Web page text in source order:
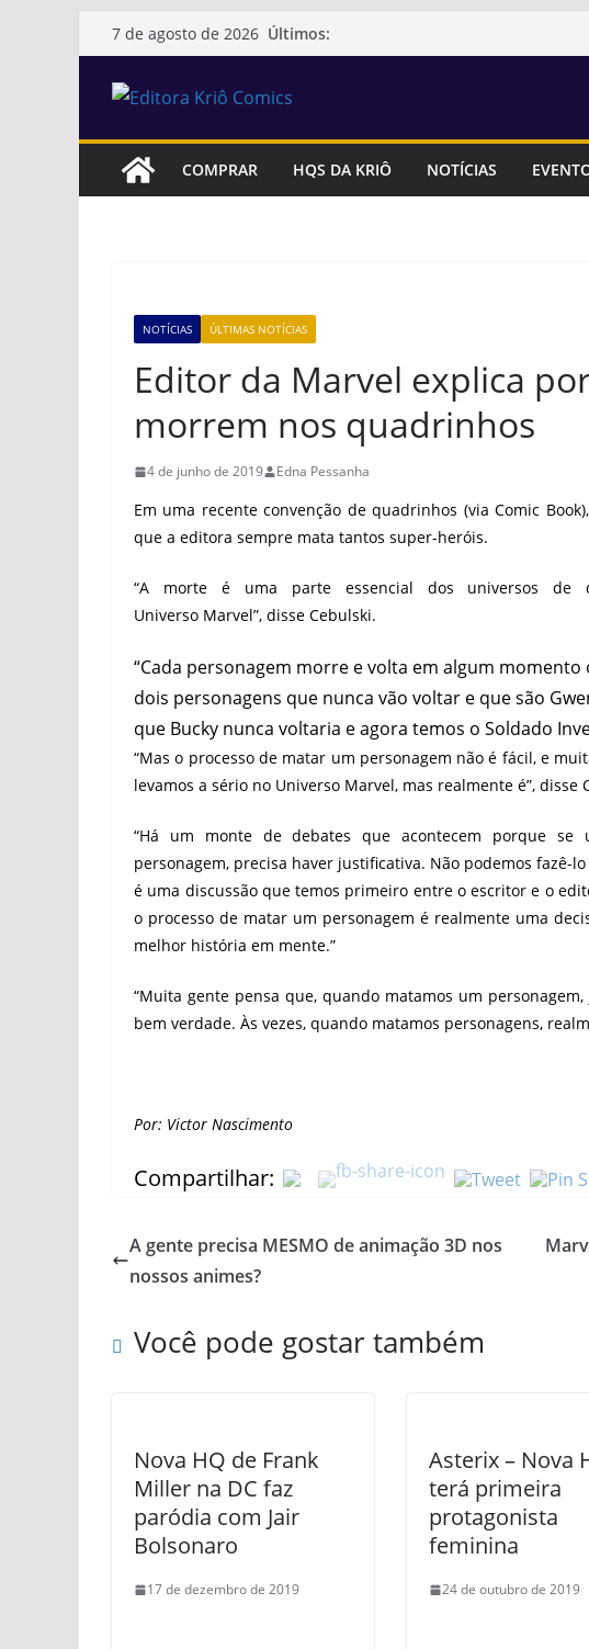
Pular
para
7 de agosto de 2026 Últimos:
COMPRAR HQS DA KRIÔ NOTÍCIAS
NOTÍCIAS ÚLTIMAS NOTÍCIAS
Editor da Marvel explica
morrem nos quadrinhos
4 de junho de 2019 Edna Pessanha
Em uma recente convenção de quadrinhos (via Comic
que a editora sempre mata tantos super-heróis.
“A morte é uma parte essencial dos universos de
Universo Marvel”, disse Cebulski.
“Cada personagem morre e volta em algum
dois personagens que nunca vão voltar e que são
que Bucky nunca voltaria e agora temos o Soldado
“Mas o processo de matar um personagem não é fácil, e
levamos a sério no Universo Marvel, mas realmente é”, disse
“Há um monte de debates que acontecem porque
personagem, precisa haver justificativa. Não podemos fazê-
é uma discussão que temos primeiro entre o escritor e o
o processo de matar um personagem é realmente uma
melhor história em mente.”
“Muita gente pensa que, quando matamos um
bem verdade. Às vezes, quando matamos personagens,
Por: Victor Nascimento
Compartilhar:
A gente precisa MESMO de animação 3D nos
nossos animes?
Você pode gostar também
Nova HQ de Frank
Miller na DC faz
paródia com Jair
Bolsonaro
17 de dezembro de 2019
Asterix – Nova
terá primeira
protagonista
feminina
24 de outubro de 2019